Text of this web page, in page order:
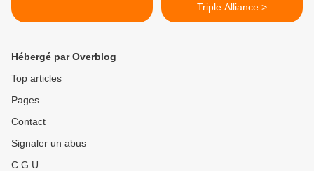
Triple Alliance >
Hébergé par Overblog
Top articles
Pages
Contact
Signaler un abus
C.G.U.